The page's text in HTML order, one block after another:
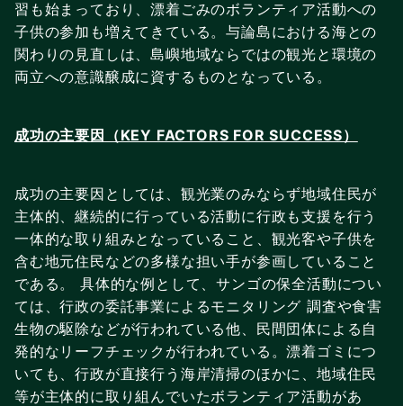
習も始まっており、漂着ごみのボランティア活動への
子供の参加も増えてきている。与論島における海との
関わりの見直しは、島嶼地域ならではの観光と環境の
両立への意識醸成に資するものとなっている。
成功の主要因（KEY FACTORS FOR SUCCESS）
成功の主要因としては、観光業のみならず地域住民が
主体的、継続的に行っている活動に行政も支援を行う
一体的な取り組みとなっていること、観光客や子供を
含む地元住民などの多様な担い手が参画していること
である。 具体的な例として、サンゴの保全活動につい
ては、行政の委託事業によるモニタリング 調査や食害
生物の駆除などが行われている他、民間団体による自
発的なリーフチェックが行われている。漂着ゴミにつ
いても、行政が直接行う海岸清掃のほかに、地域住民
等が主体的に取り組んでいたボランティア活動があ